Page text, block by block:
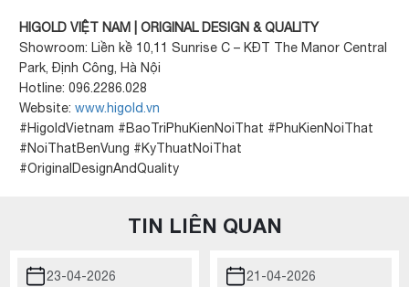
HIGOLD VIỆT NAM | ORIGINAL DESIGN & QUALITY
Showroom: Liền kề 10,11 Sunrise C – KĐT The Manor Central
Park, Định Công, Hà Nội
Hotline: 096.2286.028
Website:www.higold.vn
#HigoldVietnam #BaoTriPhuKienNoiThat #PhuKienNoiThat
#NoiThatBenVung #KyThuatNoiThat
#OriginalDesignAndQuality
TIN LIÊN QUAN
23-04-2026 21-04-2026